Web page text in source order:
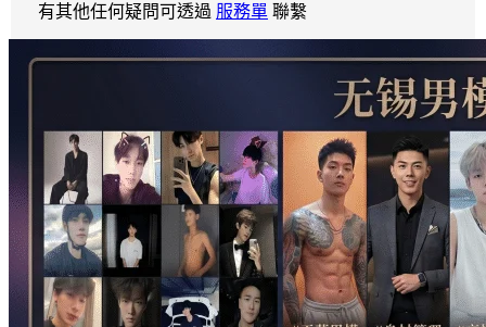
有其他任何疑問可透過 服務單 聯繫